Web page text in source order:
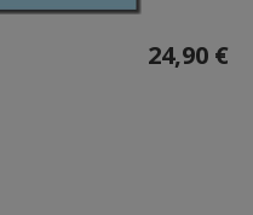
24,90 €